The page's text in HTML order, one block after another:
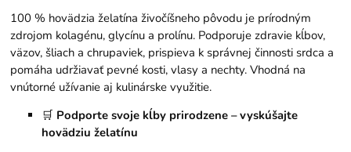
100 % hovädzia želatína živočíšneho pôvodu je prírodným
zdrojom kolagénu, glycínu a prolínu. Podporuje zdravie kĺbov,
väzov, šliach a chrupaviek, prispieva k správnej činnosti srdca a
pomáha udržiavať pevné kosti, vlasy a nechty. Vhodná na
vnútorné užívanie aj kulinárske využitie.
🛒 Podporte svoje kĺby prirodzene – vyskúšajte
hovädziu želatínu